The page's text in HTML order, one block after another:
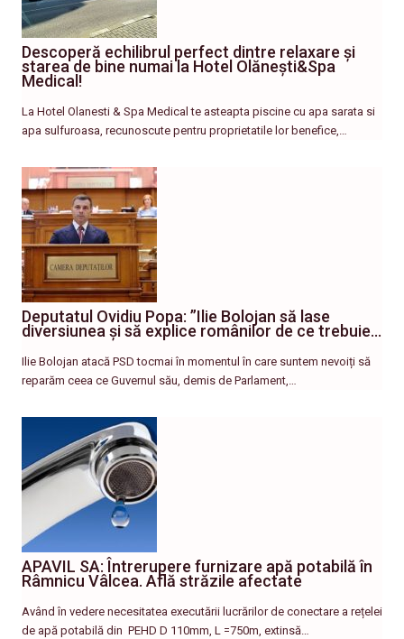
Descoperă echilibrul perfect dintre relaxare și
starea de bine numai la Hotel Olănești&Spa
Medical!
La Hotel Olanesti & Spa Medical te asteapta piscine cu apa sarata si
apa sulfuroasa, recunoscute pentru proprietatile lor benefice,…
Deputatul Ovidiu Popa: ”Ilie Bolojan să lase
diversiunea și să explice românilor de ce trebuie…
Ilie Bolojan atacă PSD tocmai în momentul în care suntem nevoiți să
reparăm ceea ce Guvernul său, demis de Parlament,…
APAVIL SA: Întrerupere furnizare apă potabilă în
Râmnicu Vâlcea. Află străzile afectate
Având în vedere necesitatea executării lucrărilor de conectare a rețelei
de apă potabilă din PEHD D 110mm, L =750m, extinsă…